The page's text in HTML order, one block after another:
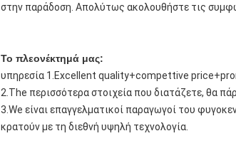
στην παράδοση. Απολύτως ακολουθήστε τις
Το πλεονέκτημά μας:
υπηρεσία 1.Excellent quality+compettive
2.The περισσότερα στοιχεία που διατάζετε, θα
3.We είναι επαγγελματικοί παραγωγοί του
κρατούν με τη διεθνή υψηλή τεχνολογία.